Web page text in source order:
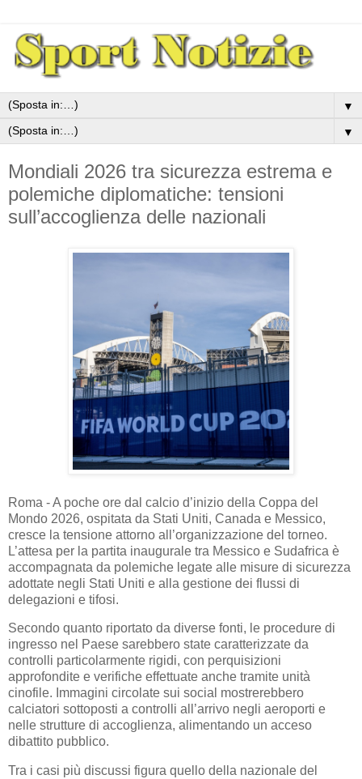
▼
▼
Mondiali 2026 tra sicurezza estrema e
polemiche diplomatiche: tensioni
sull’accoglienza delle nazionali
Roma - A poche ore dal calcio d’inizio della Coppa del
Mondo 2026, ospitata da Stati Uniti, Canada e Messico,
cresce la tensione attorno all’organizzazione del torneo.
L’attesa per la partita inaugurale tra Messico e Sudafrica è
accompagnata da polemiche legate alle misure di sicurezza
adottate negli Stati Uniti e alla gestione dei flussi di
delegazioni e tifosi.
Secondo quanto riportato da diverse fonti, le procedure di
ingresso nel Paese sarebbero state caratterizzate da
controlli particolarmente rigidi, con perquisizioni
approfondite e verifiche effettuate anche tramite unità
cinofile. Immagini circolate sui social mostrerebbero
calciatori sottoposti a controlli all’arrivo negli aeroporti e
nelle strutture di accoglienza, alimentando un acceso
dibattito pubblico.
Tra i casi più discussi figura quello della nazionale del